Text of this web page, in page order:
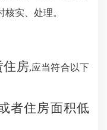
核实、处理。
房,应当符合以下
者住房面积低